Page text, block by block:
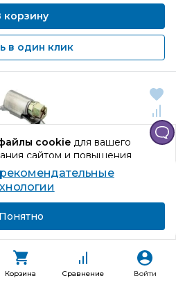
Корзина Сравнение Войти
cookieдля вашего
сайтом и повышения
рекомендаций.
сайта, вы даете
персональных данных
корзину
в один клик
Понятно